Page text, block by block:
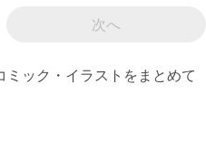
次へ
ック・イラストをまとめて